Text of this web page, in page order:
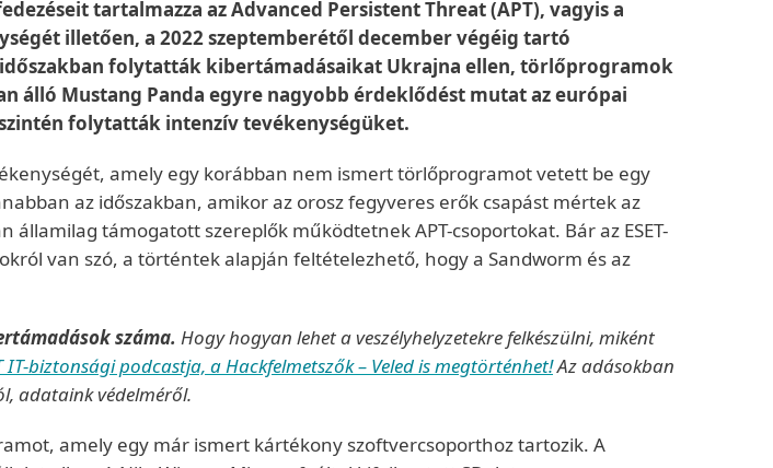
tartalmazza az Advanced Persistent Threat (APT), vagyis a
illetően, a 2022 szeptemberétől december végéig tartó
folytatták kibertámadásaikat Ukrajna ellen, törlőprogramok
álló Mustang Panda egyre nagyobb érdeklődést mutat az európai
folytatták intenzív tevékenységüket.
amely egy korábban nem ismert törlőprogramot vetett be egy
az időszakban, amikor az orosz fegyveres erők csapást mértek az
támogatott szereplők működtetnek APT-csoportokat. Bár az ESET-
van szó, a történtek alapján feltételezhető, hogy a Sandworm és az
száma. Hogy hogyan lehet a veszélyhelyzetekre felkészülni, miként
IT-biztonsági podcastja, a Hackfelmetszők – Veled is megtörténhet!Az adásokban
adataink védelméről.
amely egy már ismert kártékony szoftvercsoporthoz tartozik. A